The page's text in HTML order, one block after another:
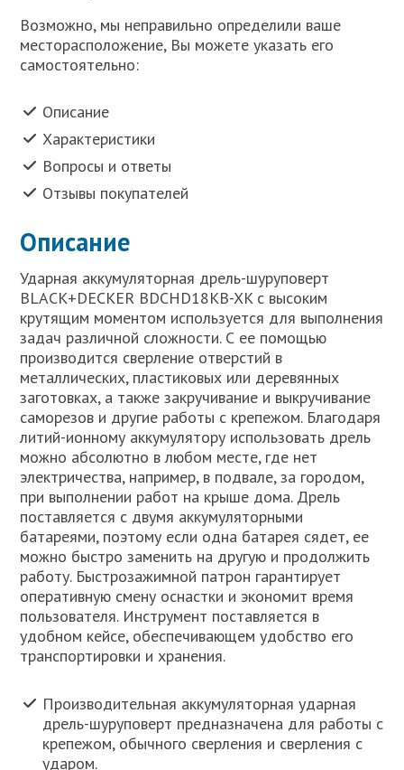
Возможно, мы неправильно определили ваше
месторасположение, Вы можете указать его
самостоятельно:
Описание
Характеристики
Вопросы и ответы
Отзывы покупателей
Описание
Ударная аккумуляторная дрель-шуруповерт
BLACK+DECKER BDCHD18KB-XK с высоким
крутящим моментом используется для выполнения
задач различной сложности. С ее помощью
производится сверление отверстий в
металлических, пластиковых или деревянных
заготовках, а также закручивание и выкручивание
саморезов и другие работы с крепежом. Благодаря
литий-ионному аккумулятору использовать дрель
можно абсолютно в любом месте, где нет
электричества, например, в подвале, за городом,
при выполнении работ на крыше дома. Дрель
поставляется с двумя аккумуляторными
батареями, поэтому если одна батарея сядет, ее
можно быстро заменить на другую и продолжить
работу. Быстрозажимной патрон гарантирует
оперативную смену оснастки и экономит время
пользователя. Инструмент поставляется в
удобном кейсе, обеспечивающем удобство его
транспортировки и хранения.
Производительная аккумуляторная ударная
дрель-шуруповерт предназначена для работы с
крепежом, обычного сверления и сверления с
ударом.